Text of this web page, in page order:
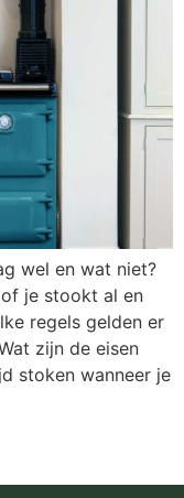
wel en wat niet?
je stookt al en
regels gelden er
zijn de eisen
stoken wanneer je